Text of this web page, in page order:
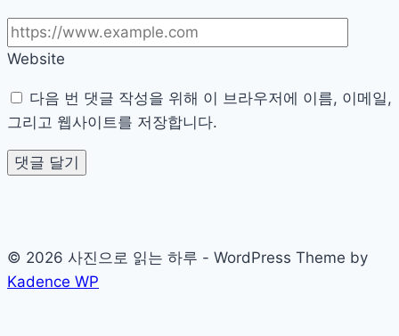
Website
다음 번 댓글 작성을 위해 이 브라우저에 이름, 이메일,
그리고 웹사이트를 저장합니다.
© 2026 사진으로 읽는 하루 - WordPress Theme by
Kadence WP